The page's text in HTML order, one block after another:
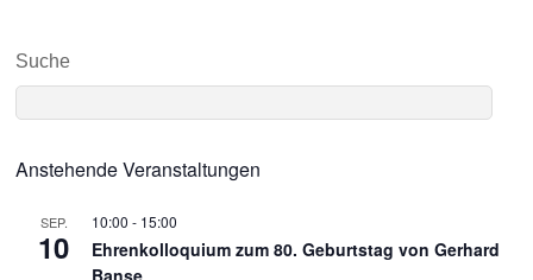
Suche
Anstehende Veranstaltungen
SEP.
10
10:00 - 15:00
Ehrenkolloquium zum 80. Geburtstag von Gerhard